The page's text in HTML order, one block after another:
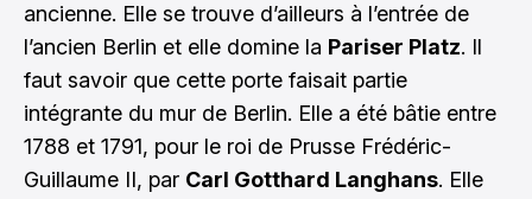
ancienne. Elle se trouve d’ailleurs à l’entrée de
l’ancien Berlin et elle domine la Pariser Platz. Il
faut savoir que cette porte faisait partie
intégrante du mur de Berlin. Elle a été bâtie entre
1788 et 1791, pour le roi de Prusse Frédéric-
Guillaume II, par Carl Gotthard Langhans. Elle